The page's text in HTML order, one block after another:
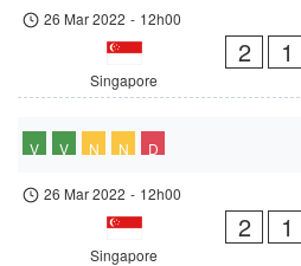
26 Mar 2022 - 12h00
Singapore
2 1
V V N N D
26 Mar 2022 - 12h00
Singapore
2 1